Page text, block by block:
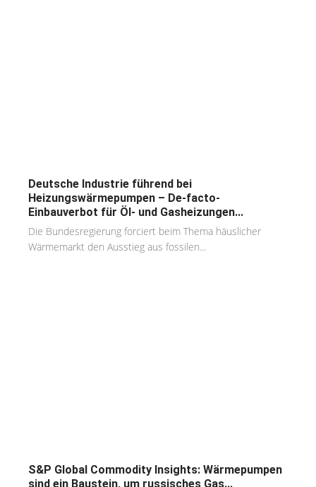
Deutsche Industrie führend bei
Heizungswärmepumpen – De-facto-
Einbauverbot für Öl- und Gasheizungen...
Die Bundesregierung forciert beim Thema häuslicher
Wärmemarkt den Ausstieg aus fossilen...
S&P Global Commodity Insights: Wärmepumpen
sind ein Baustein, um russisches Gas...